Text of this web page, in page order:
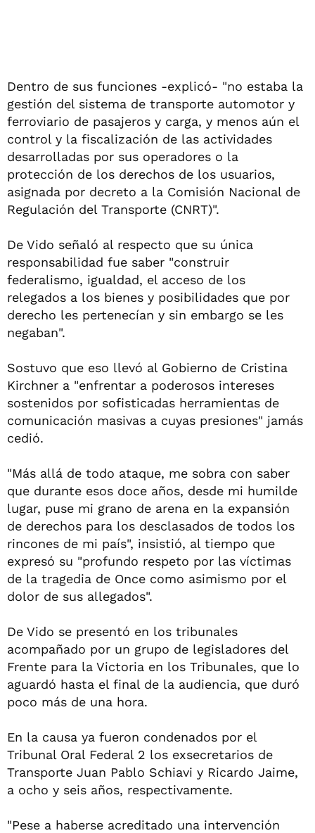
Dentro de sus funciones -explicó- "no estaba la
gestión del sistema de transporte automotor y
ferroviario de pasajeros y carga, y menos aún el
control y la fiscalización de las actividades
desarrolladas por sus operadores o la
protección de los derechos de los usuarios,
asignada por decreto a la Comisión Nacional de
Regulación del Transporte (CNRT)".
De Vido señaló al respecto que su única
responsabilidad fue saber "construir
federalismo, igualdad, el acceso de los
relegados a los bienes y posibilidades que por
derecho les pertenecían y sin embargo se les
negaban".
Sostuvo que eso llevó al Gobierno de Cristina
Kirchner a "enfrentar a poderosos intereses
sostenidos por sofisticadas herramientas de
comunicación masivas a cuyas presiones" jamás
cedió.
"Más allá de todo ataque, me sobra con saber
que durante esos doce años, desde mi humilde
lugar, puse mi grano de arena en la expansión
de derechos para los desclasados de todos los
rincones de mi país", insistió, al tiempo que
expresó su "profundo respeto por las víctimas
de la tragedia de Once como asimismo por el
dolor de sus allegados".
De Vido se presentó en los tribunales
acompañado por un grupo de legisladores del
Frente para la Victoria en los Tribunales, que lo
aguardó hasta el final de la audiencia, que duró
poco más de una hora.
En la causa ya fueron condenados por el
Tribunal Oral Federal 2 los exsecretarios de
Transporte Juan Pablo Schiavi y Ricardo Jaime,
a ocho y seis años, respectivamente.
"Pese a haberse acreditado una intervención